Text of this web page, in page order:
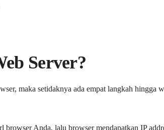
Server?
maka setidaknya ada empat langkah hingga
Anda, lalu browser mendapatkan IP